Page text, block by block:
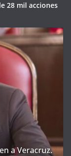
28 mil acciones
a Veracruz.